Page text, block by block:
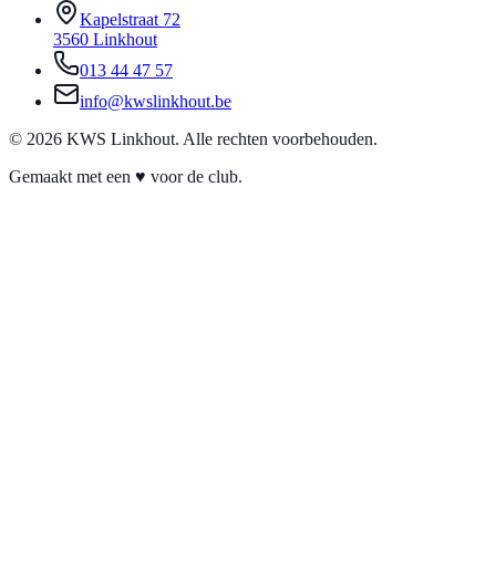
Kapelstraat 72
3560 Linkhout
013 44 47 57
info@kwslinkhout.be
© 2026 KWS Linkhout. Alle rechten voorbehouden.
Gemaakt met een ♥ voor de club.